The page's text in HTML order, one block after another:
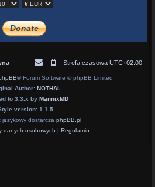
Strefa czasowa UTC+02:00
® Forum Software © phpBB Limited
Author: NOTHAL
to 3.3.x by MannixMD
version: 1.1.5
językowy dostarcza phpBB.pl
danych osobowych | Regulamin